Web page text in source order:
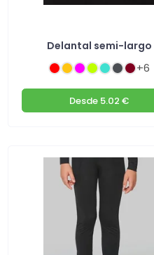
Delantal semi-largo
+6
Desde 5.02 €